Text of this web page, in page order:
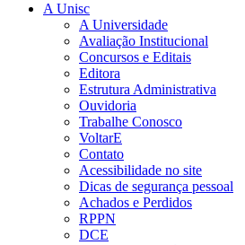
A Unisc
A Universidade
Avaliação Institucional
Concursos e Editais
Editora
Estrutura Administrativa
Ouvidoria
Trabalhe Conosco
VoltarE
Contato
Acessibilidade no site
Dicas de segurança pessoal
Achados e Perdidos
RPPN
DCE